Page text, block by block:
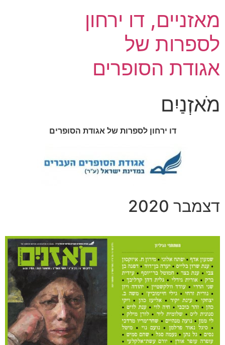
מאזניים, דו ירחון
לספרות של
אגודת הסופרים
מֹאזְנַיִם
דו ירחון לספרות של אגודת הסופרים
דצמבר 2020